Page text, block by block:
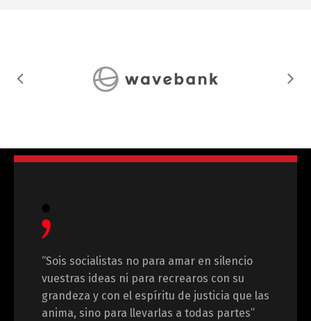
“Sois socialistas no para amar en silencio
vuestras ideas ni para recrearos con su
grandeza y con el espíritu de justicia que las
anima, sino para llevarlas a todas partes”